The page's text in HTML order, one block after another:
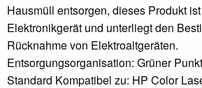
Hausmüll entsorgen, dieses Produkt
Elektronikgerät und unterliegt den
Rücknahme von Elektroaltgeräten.
Entsorgungsorganisation: Grüner
Standard Kompatibel zu: HP Color